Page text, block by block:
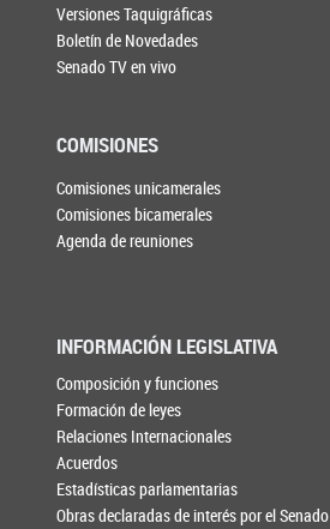
Versiones Taquigráficas
Boletín de Novedades
Senado TV en vivo
COMISIONES
Comisiones unicamerales
Comisiones bicamerales
Agenda de reuniones
INFORMACIÓN LEGISLATIVA
Composición y funciones
Formación de leyes
Relaciones Internacionales
Acuerdos
Estadísticas parlamentarias
Obras declaradas de interés por el Senado